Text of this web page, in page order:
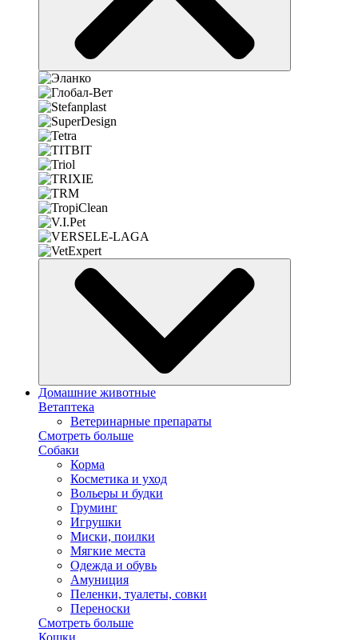
Домашние животные
Ветаптека
Ветеринарные препараты
Смотреть больше
Собаки
Корма
Косметика и уход
Вольеры и будки
Груминг
Игрушки
Миски, поилки
Мягкие места
Одежда и обувь
Амуниция
Пеленки, туалеты, совки
Переноски
Смотреть больше
Кошки